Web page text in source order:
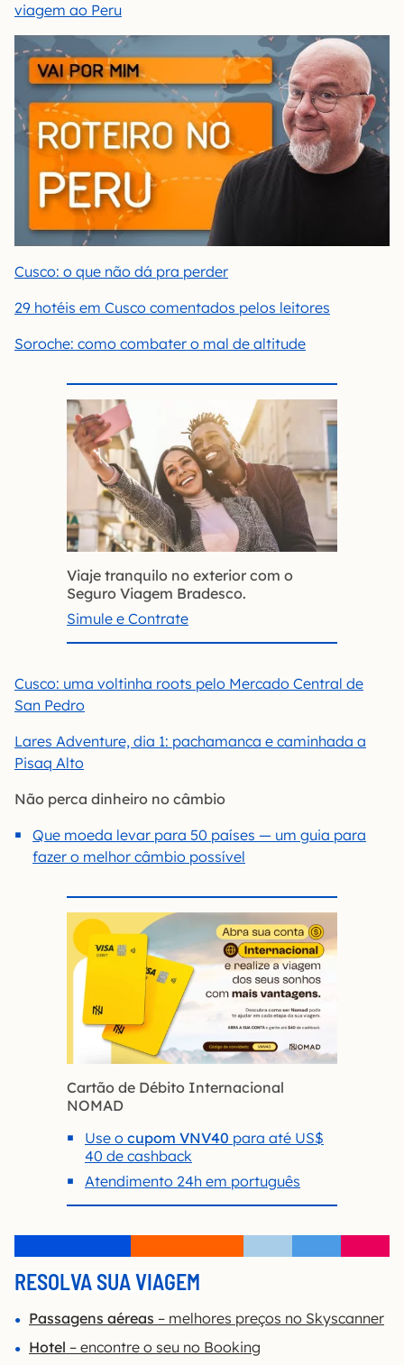
viagem ao Peru
Cusco: o que não dá pra perder
29 hotéis em Cusco comentados pelos leitores
Soroche: como combater o mal de altitude
Viaje tranquilo no exterior com o
Seguro Viagem Bradesco.
Simule e Contrate
Cusco: uma voltinha roots pelo Mercado Central de
San Pedro
Lares Adventure, dia 1: pachamanca e caminhada a
Pisaq Alto
Não perca dinheiro no câmbio
Que moeda levar para 50 países — um guia para
fazer o melhor câmbio possível
Cartão de Débito Internacional
NOMAD
Use o cupom VNV40 para até US$
40 de cashback
Atendimento 24h em português
RESOLVA SUA VIAGEM
Passagens aéreas – melhores preços no Skyscanner
Hotel – encontre o seu no Booking